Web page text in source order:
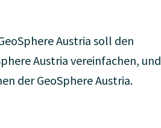
Austria soll den
Austria vereinfachen, und
der GeoSphere Austria.